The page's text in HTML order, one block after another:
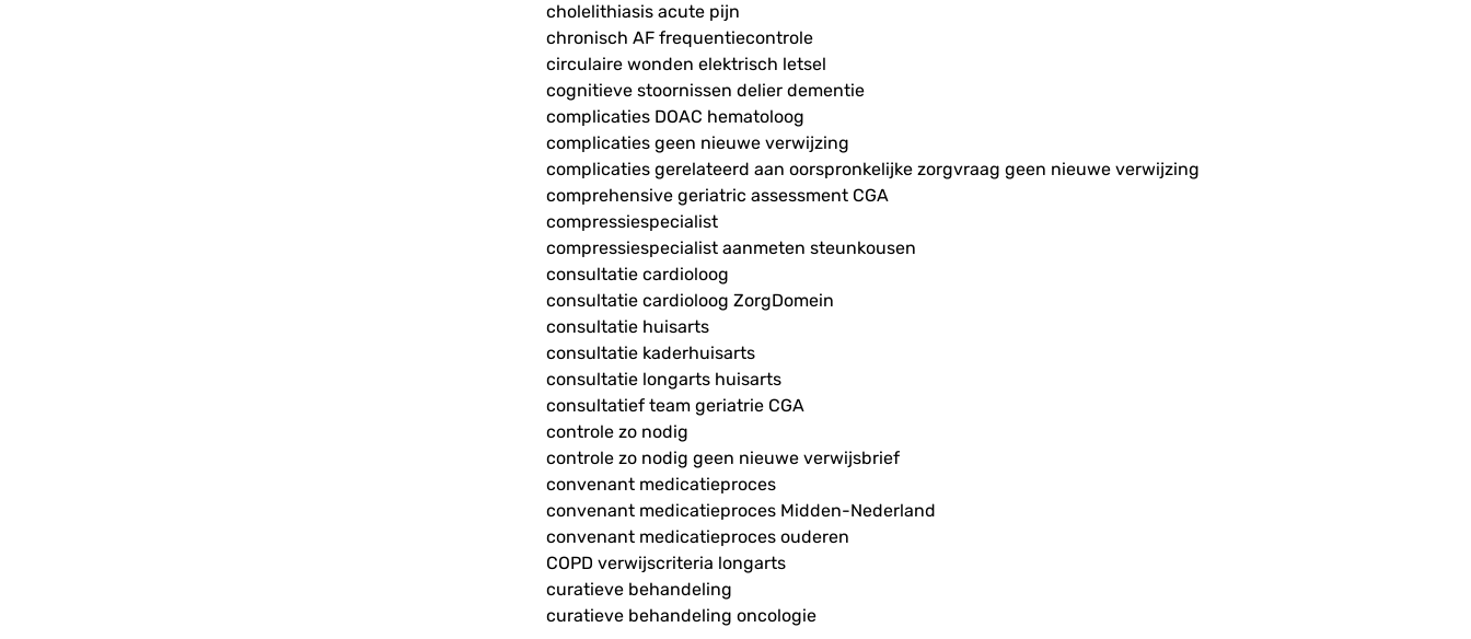
cholelithiasis acute pijn
chronisch AF frequentiecontrole
circulaire wonden elektrisch letsel
cognitieve stoornissen delier dementie
complicaties DOAC hematoloog
complicaties geen nieuwe verwijzing
complicaties gerelateerd aan oorspronkelijke zorgvraag geen nieuwe verwijzing
comprehensive geriatric assessment CGA
compressiespecialist
compressiespecialist aanmeten steunkousen
consultatie cardioloog
consultatie cardioloog ZorgDomein
consultatie huisarts
consultatie kaderhuisarts
consultatie longarts huisarts
consultatief team geriatrie CGA
controle zo nodig
controle zo nodig geen nieuwe verwijsbrief
convenant medicatieproces
convenant medicatieproces Midden-Nederland
convenant medicatieproces ouderen
COPD verwijscriteria longarts
curatieve behandeling
curatieve behandeling oncologie